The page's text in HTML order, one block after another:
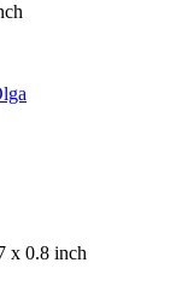
x 0.8 inch